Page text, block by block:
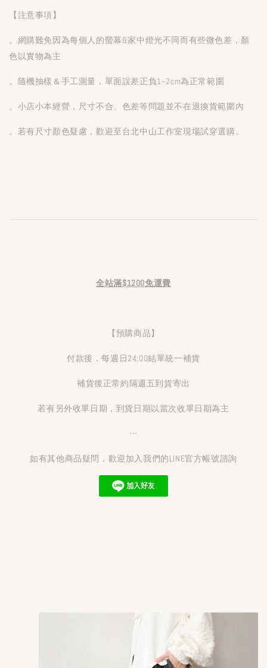
【注意事項】
。網購難免因為每個人的螢幕&家中燈光不同而有些微色差，顏
色以實物為主
。隨機抽樣＆手工測量，單面誤差正負1~2cm為正常範圍
。小店小本經營，尺寸不合、色差等問題並不在退換貨範圍內
。若有尺寸顏色疑慮，歡迎至台北中山工作室現場試穿選購。
全站滿$1200免運費
【預購商品】
付款後，每週日24:00結單統一補貨
補貨後正常約隔週五到貨寄出
若有另外收單日期，到貨日期以當次收單日期為主
---
如有其他商品疑問，歡迎加入我們的LINE官方帳號諮詢